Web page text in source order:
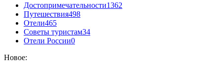
Достопримечательности1362
Путешествия498
Отели465
Советы туристам34
Отели России0
Новое: